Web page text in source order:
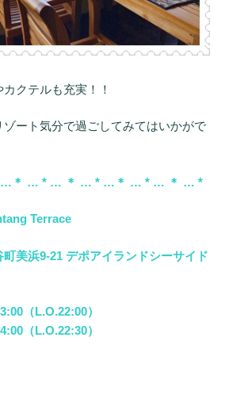
クテルも充実！！
ート気分で過ごしてみてはいかがで
…＊ … * … ＊ … * …＊ … * … ＊ … *
Terrace
町美浜9-21 デポアイランドシーサイド
（L.O.22:00）
（L.O.22:30）